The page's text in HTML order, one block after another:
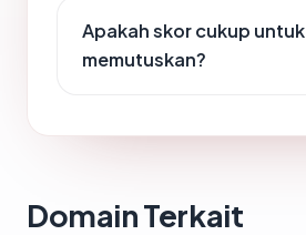
Apakah skor cukup untuk
memutuskan?
Domain Terkait